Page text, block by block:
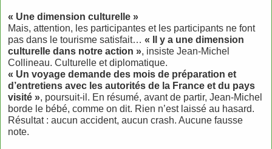
« Une dimension culturelle »
Mais, attention, les participantes et les participants ne font
pas dans le tourisme satisfait… « Il y a une dimension
culturelle dans notre action », insiste Jean-Michel
Collineau. Culturelle et diplomatique.
« Un voyage demande des mois de préparation et
d’entretiens avec les autorités de la France et du pays
visité », poursuit-il. En résumé, avant de partir, Jean-Michel
borde le bébé, comme on dit. Rien n’est laissé au hasard.
Résultat : aucun accident, aucun crash. Aucune fausse
note.